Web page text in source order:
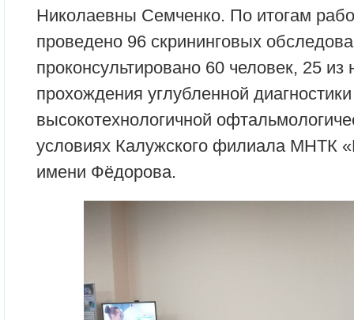
Николаевны Семченко. По итогам
проведено 96 скрининговых
проконсультировано 60 человек, 25
прохождения углубленной
высокотехнологичной
условиях Калужского филиала МНТК
имени Фёдорова.